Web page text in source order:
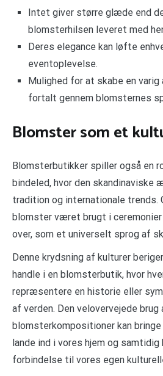
Intet giver større glæde end
blomsterhilsen leveret med
Deres elegance kan løfte
eventoplevelse.
Mulighed for at skabe en
fortalt gennem blomsternes
Blomster som et
Blomsterbutikker spiller også en
bindeled, hvor den skandinaviske
tradition og internationale trends.
blomster været brugt i
over, som et universelt sprog af
Denne krydsning af kulturer
handle i en blomsterbutik, hvor
repræsentere en historie eller
af verden. Den velovervejede
blomsterkompositioner kan
lande ind i vores hjem og
forbindelse til vores egen